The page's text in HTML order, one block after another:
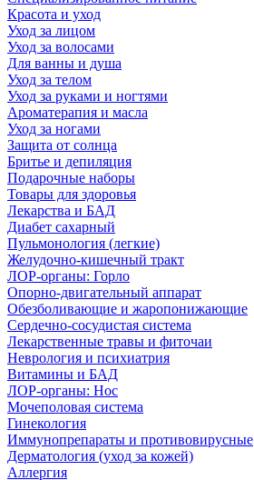
Красота и уход
Уход за лицом
Уход за волосами
Для ванны и душа
Уход за телом
Уход за руками и ногтями
Ароматерапия и масла
Уход за ногами
Защита от солнца
Бритье и депиляция
Подарочные наборы
Товары для здоровья
Лекарства и БАД
Диабет сахарный
Пульмонология (легкие)
Желудочно-кишечный тракт
ЛОР-органы: Горло
Опорно-двигательный аппарат
Обезболивающие и жаропонижающие
Сердечно-сосудистая система
Лекарственные травы и фиточаи
Неврология и психиатрия
Витамины и БАД
ЛОР-органы: Нос
Мочеполовая система
Гинекология
Иммунопрепараты и противовирусные
Дерматология (уход за кожей)
Аллергия